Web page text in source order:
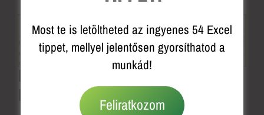
Excel Power Query és
Excel Power Pivot
Most te is letöltheted az ingyenes 54 Excel
tippet, mellyel jelentősen gyorsíthatod a
munkád!
Feliratkozom